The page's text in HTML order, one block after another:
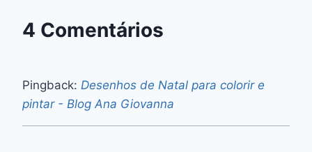
4 Comentários
Pingback: Desenhos de Natal para colorir e
pintar - Blog Ana Giovanna